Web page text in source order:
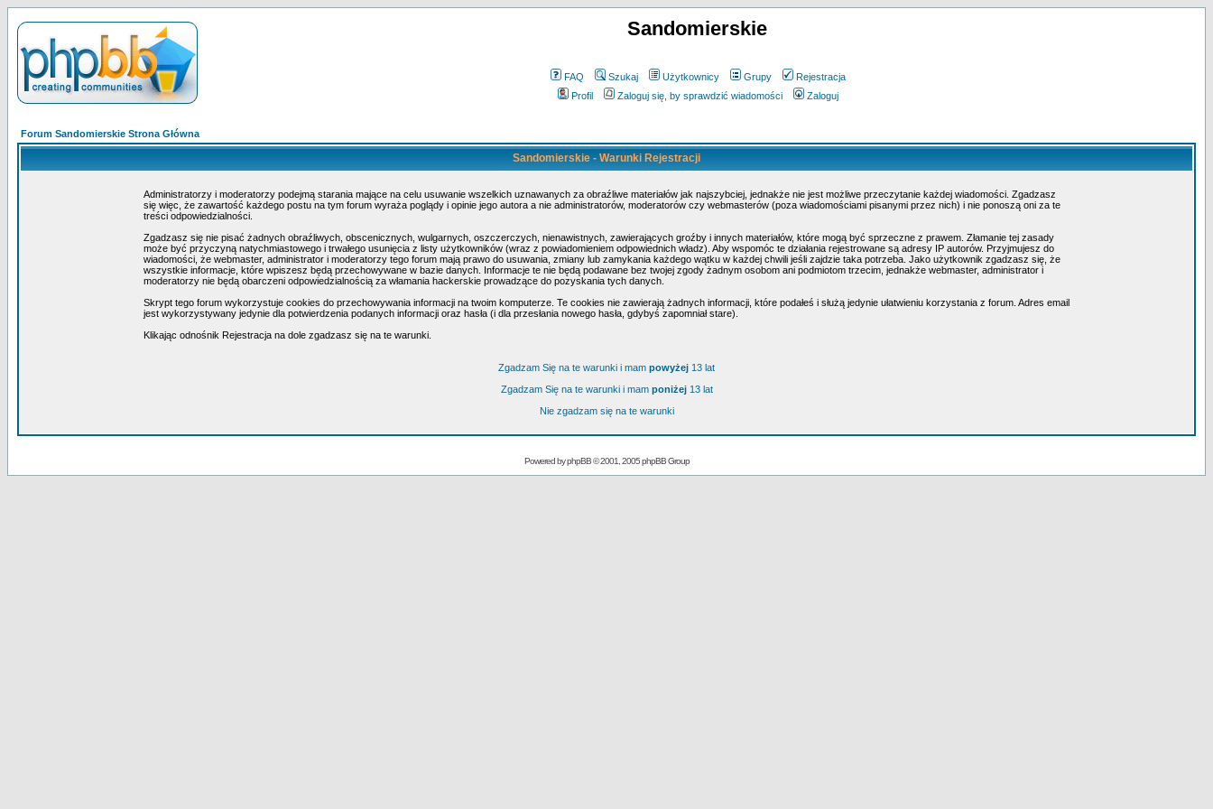
Sandomierskie
FAQ Szukaj Użytkownicy Grupy
Rejestracja
Profil
Zaloguj się, by sprawdzić wiadomości Zaloguj
Forum Sandomierskie Strona Główna
Sandomierskie - Warunki Rejestracji
Administratorzy i moderatorzy podejmą starania mające na celu usuwanie wszelkich uznawanych za obraźliwe materiałów jak najszybciej, jednakże nie jest możliwe przeczytanie każdej wiadomości. Zgadzasz
się więc, że zawartość każdego postu na tym forum wyraża poglądy i opinie jego autora a nie administratorów, moderatorów czy webmasterów (poza wiadomościami pisanymi przez nich) i nie ponoszą oni za te
treści odpowiedzialności.
Zgadzasz się nie pisać żadnych obraźliwych, obscenicznych, wulgarnych, oszczerczych, nienawistnych, zawierających groźby i innych materiałów, które mogą być sprzeczne z prawem. Złamanie tej zasady
może być przyczyną natychmiastowego i trwałego usunięcia z listy użytkowników (wraz z powiadomieniem odpowiednich władz). Aby wspomóc te działania rejestrowane są adresy IP autorów. Przyjmujesz do
wiadomości, że webmaster, administrator i moderatorzy tego forum mają prawo do usuwania, zmiany lub zamykania każdego wątku w każdej chwili jeśli zajdzie taka potrzeba. Jako użytkownik zgadzasz się, że
wszystkie informacje, które wpiszesz będą przechowywane w bazie danych. Informacje te nie będą podawane bez twojej zgody żadnym osobom ani podmiotom trzecim, jednakże webmaster, administrator i
moderatorzy nie będą obarczeni odpowiedzialnością za włamania hackerskie prowadzące do pozyskania tych danych.
Skrypt tego forum wykorzystuje cookies do przechowywania informacji na twoim komputerze. Te cookies nie zawierają żadnych informacji, które podałeś i służą jedynie ułatwieniu korzystania z forum. Adres email
jest wykorzystywany jedynie dla potwierdzenia podanych informacji oraz hasła (i dla przesłania nowego hasła, gdybyś zapomniał stare).
Klikając odnośnik Rejestracja na dole zgadzasz się na te warunki.
Zgadzam Się na te warunki i mam powyżej 13 lat
Zgadzam Się na te warunki i mam poniżej13 lat
Nie zgadzam się na te warunki
Powered byphpBB© 2001, 2005 phpBB Group